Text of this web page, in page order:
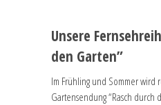
Unsere
den Garten”
Im Frühling und Sommer wird
Gartensendung “Rasch durch